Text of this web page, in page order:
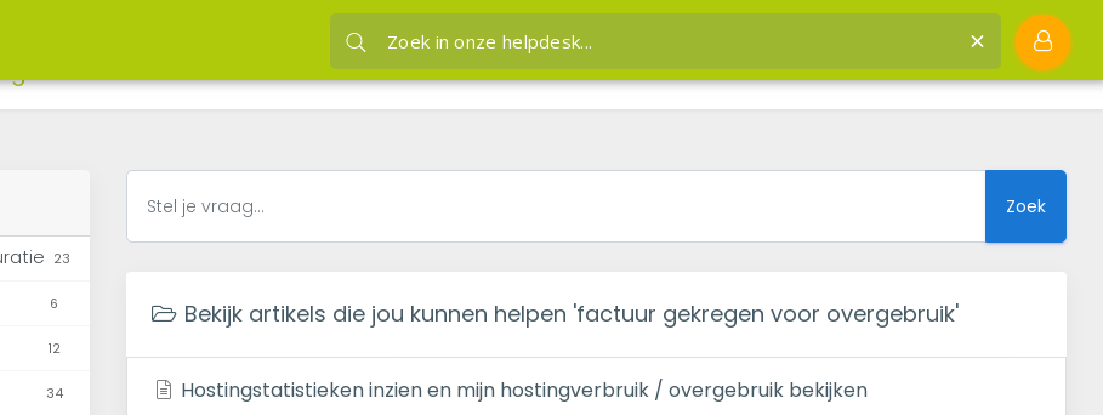
kunnen helpen factuur
JVH hosting
Kennisbank
Bekijk artikels die jou kunnen helpen factuur gekregen voor overgebruik
23
6
12
34
Zoek
Bekijk artikels die jou kunnen helpen 'factuur gekregen voor overgebruik'
Hostingstatistieken inzien en mijn hostingverbruik / overgebruik bekijken